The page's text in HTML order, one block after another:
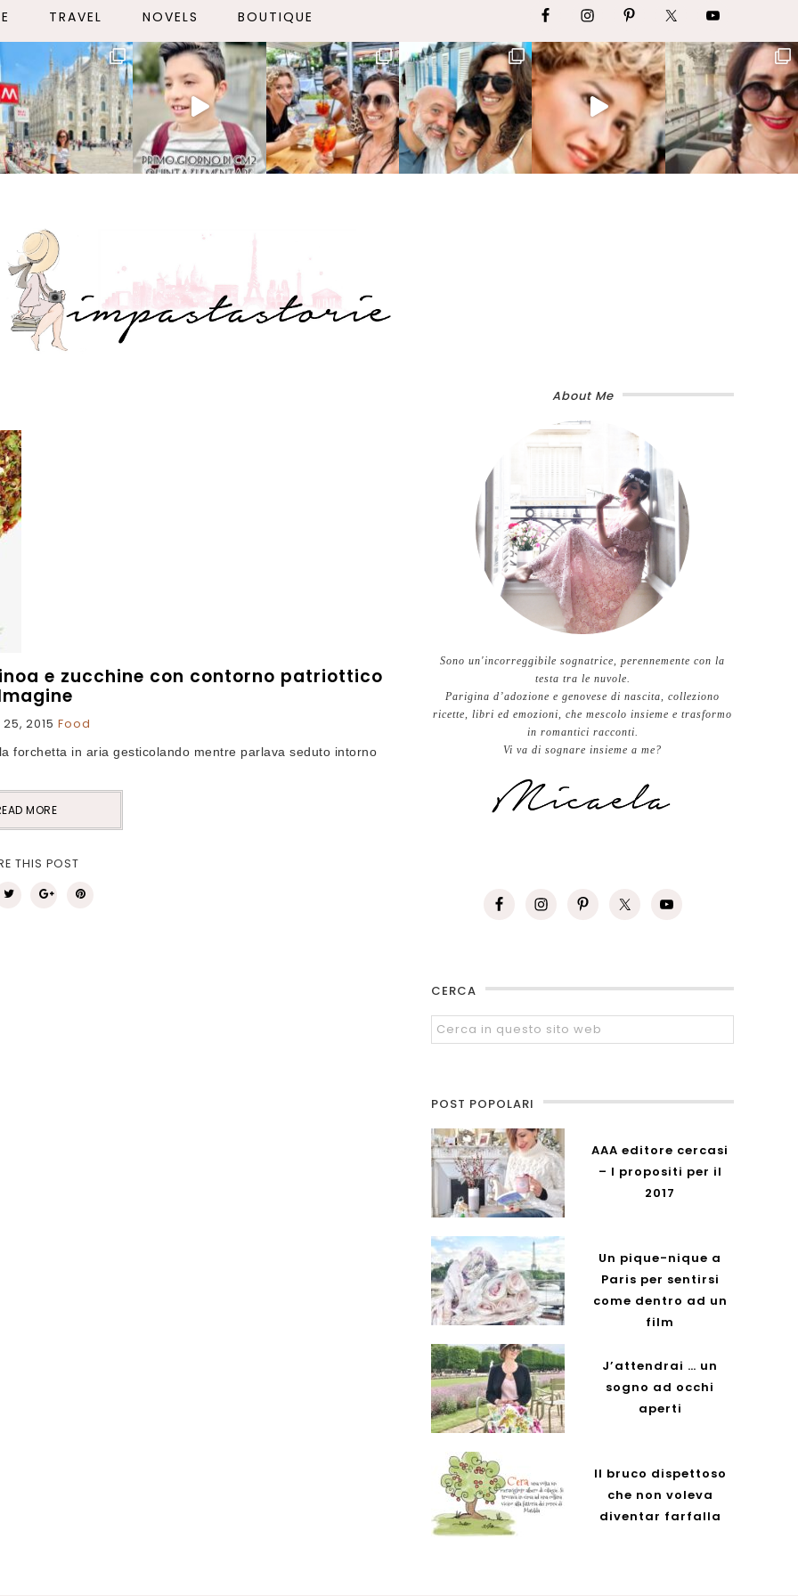
TRAVEL NOVELS BOUTIQUE
e zucchine con contorno patriottico
2015 Food
forchetta in aria gesticolando mentre parlava seduto intorno
MORE
THIS POST
About Me
Sono un'incorreggibile sognatrice, perennemente con la
testa tra le nuvole.
Parigina d’adozione e genovese di nascita, colleziono
ricette, libri ed emozioni, che mescolo insieme e trasformo
in romantici racconti.
Vi va di sognare insieme a me?
CERCA
POST POPOLARI
AAA editore cercasi
– I propositi per il
2017
Un pique-nique a
Paris per sentirsi
come dentro ad un
film
J’attendrai … un
sogno ad occhi
aperti
Il bruco dispettoso
che non voleva
diventar farfalla